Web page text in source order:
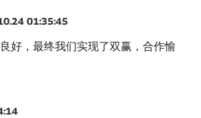
01:35:45
好，最终我们实现了双赢，合作愉